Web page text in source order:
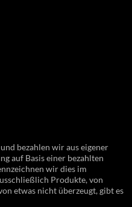
bezahlen wir aus eigener
auf Basis einer bezahlten
wir dies im
Produkte, von
etwas nicht überzeugt, gibt es